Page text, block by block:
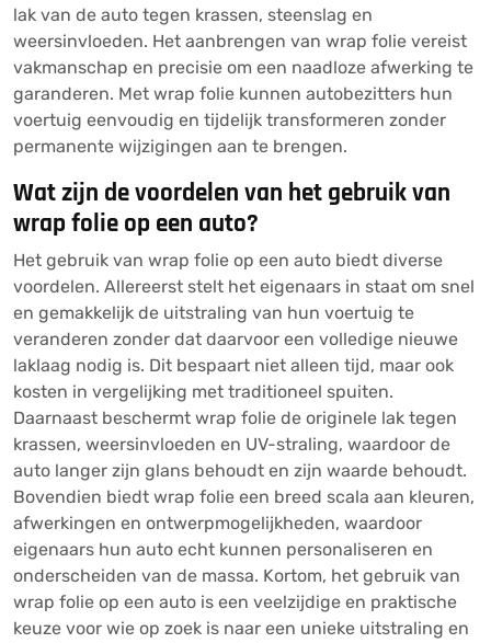
lak van de auto tegen krassen, steenslag en
weersinvloeden. Het aanbrengen van wrap folie vereist
vakmanschap en precisie om een naadloze afwerking te
garanderen. Met wrap folie kunnen autobezitters hun
voertuig eenvoudig en tijdelijk transformeren zonder
permanente wijzigingen aan te brengen.
Wat zijn de voordelen van het gebruik van
wrap folie op een auto?
Het gebruik van wrap folie op een auto biedt diverse
voordelen. Allereerst stelt het eigenaars in staat om snel
en gemakkelijk de uitstraling van hun voertuig te
veranderen zonder dat daarvoor een volledige nieuwe
laklaag nodig is. Dit bespaart niet alleen tijd, maar ook
kosten in vergelijking met traditioneel spuiten.
Daarnaast beschermt wrap folie de originele lak tegen
krassen, weersinvloeden en UV-straling, waardoor de
auto langer zijn glans behoudt en zijn waarde behoudt.
Bovendien biedt wrap folie een breed scala aan kleuren,
afwerkingen en ontwerpmogelijkheden, waardoor
eigenaars hun auto echt kunnen personaliseren en
onderscheiden van de massa. Kortom, het gebruik van
wrap folie op een auto is een veelzijdige en praktische
keuze voor wie op zoek is naar een unieke uitstraling en